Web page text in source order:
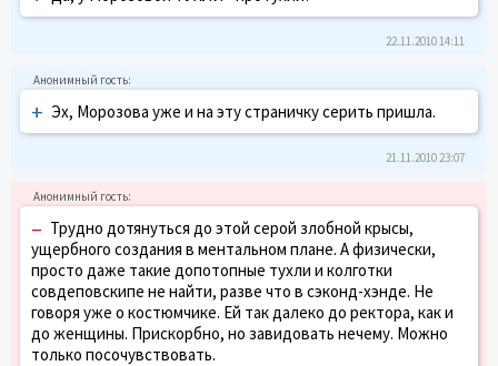
22.11.2010 14:11
+ Эх, Морозова уже и на эту страничку серить пришла.
21.11.2010 23:07
– Трудно дотянуться до этой серой злобной крысы,
ущербного создания в ментальном плане. А физически,
просто даже такие допотопные тухли и колготки
совдеповскипе не найти, разве что в сэконд-хэнде. Не
говоря уже о костюмчике. Ей так далеко до ректора, как и
до женщины. Прискорбно, но завидовать нечему. Можно
только посочувствовать.